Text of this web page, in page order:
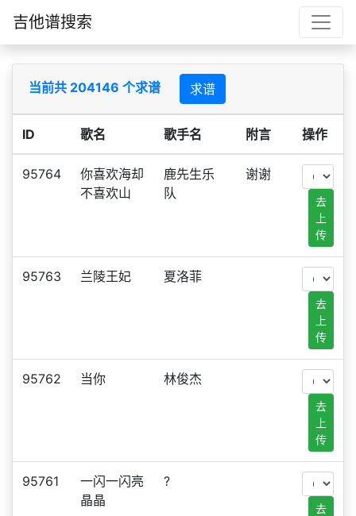
吉他谱搜索
当前共 204146 个求谱 求谱
ID 歌名 歌手名 附言 操作
95764
你喜欢海却
不喜欢山
鹿先生乐
队
谢谢
去
上
传
95763 兰陵王妃 夏洛菲
去
上
传
95762 当你 林俊杰
去
上
传
95761
一闪一闪亮
晶晶
?
去